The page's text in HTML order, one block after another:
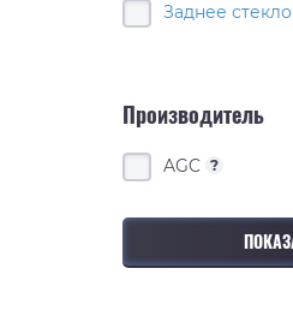
Заднее стекло
Производитель
AGC ?